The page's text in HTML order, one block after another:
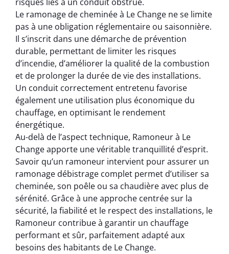
Le ramonage de cheminée à Le Change ne se limite
pas à une obligation réglementaire ou saisonnière.
Il s’inscrit dans une démarche de prévention
durable, permettant de limiter les risques
d’incendie, d’améliorer la qualité de la combustion
et de prolonger la durée de vie des installations.
Un conduit correctement entretenu favorise
également une utilisation plus économique du
chauffage, en optimisant le rendement
énergétique.
Au-delà de l’aspect technique, Ramoneur à Le
Change apporte une véritable tranquillité d’esprit.
Savoir qu’un ramoneur intervient pour assurer un
ramonage débistrage complet permet d’utiliser sa
cheminée, son poêle ou sa chaudière avec plus de
sérénité. Grâce à une approche centrée sur la
sécurité, la fiabilité et le respect des installations, le
Ramoneur contribue à garantir un chauffage
performant et sûr, parfaitement adapté aux
besoins des habitants de Le Change.